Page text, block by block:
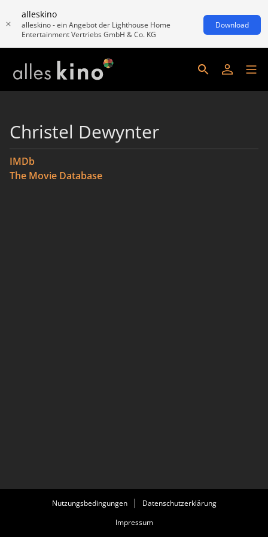
alleskino
alleskino - ein Angebot der Lighthouse Home
Entertainment Vertriebs GmbH & Co. KG
Download
Christel Dewynter
IMDb
The Movie Database
Nutzungsbedingungen
Datenschutzerklärung
Impressum